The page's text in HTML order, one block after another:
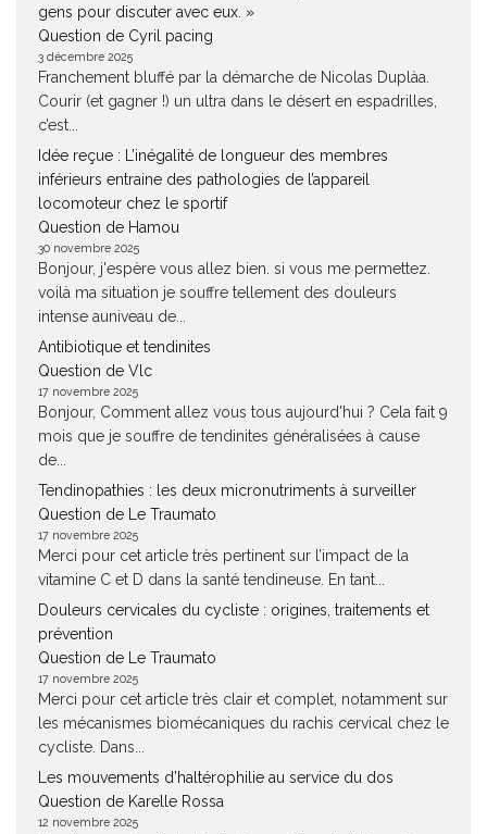
gens pour discuter avec eux. »
Question de Cyril pacing
3 décembre 2025
Franchement bluffé par la démarche de Nicolas Duplàa.
Courir (et gagner !) un ultra dans le désert en espadrilles,
c’est...
Idée reçue : L’inégalité de longueur des membres
inférieurs entraine des pathologies de l’appareil
locomoteur chez le sportif
Question de Hamou
30 novembre 2025
Bonjour, j'espère vous allez bien. si vous me permettez.
voilà ma situation je souffre tellement des douleurs
intense auniveau de...
Antibiotique et tendinites
Question de Vlc
17 novembre 2025
Bonjour, Comment allez vous tous aujourd'hui ? Cela fait 9
mois que je souffre de tendinites généralisées à cause
de...
Tendinopathies : les deux micronutriments à surveiller
Question de Le Traumato
17 novembre 2025
Merci pour cet article très pertinent sur l’impact de la
vitamine C et D dans la santé tendineuse. En tant...
Douleurs cervicales du cycliste : origines, traitements et
prévention
Question de Le Traumato
17 novembre 2025
Merci pour cet article très clair et complet, notamment sur
les mécanismes biomécaniques du rachis cervical chez le
cycliste. Dans...
Les mouvements d’haltérophilie au service du dos
Question de Karelle Rossa
12 novembre 2025